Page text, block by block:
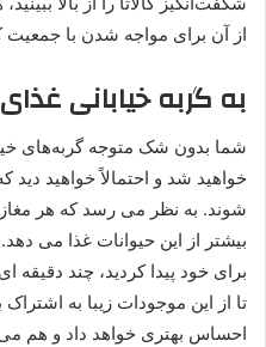
از آن برای مواجه شدن با جمعیت
به گربه خیابانی
شما بدون شک متوجه گربه‌های
خواهید شد و احتمالاً خواهید
شوند. به نظر می رسد که هر
بیشتر از این حیوانات غذا می
برای خود پیدا کردید، چند
تا از این موجودات زیبا به
احساس بهتری خواهد داد و هم می